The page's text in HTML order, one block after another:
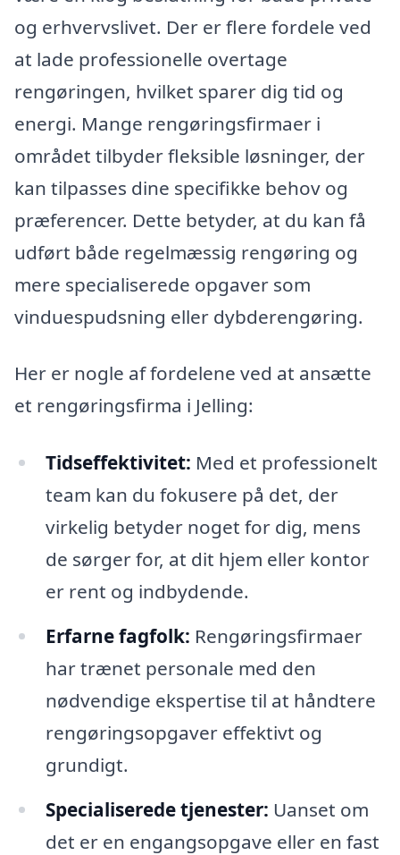
og erhvervslivet. Der er flere fordele ved
at lade professionelle overtage
rengøringen, hvilket sparer dig tid og
energi. Mange rengøringsfirmaer i
området tilbyder fleksible løsninger, der
kan tilpasses dine specifikke behov og
præferencer. Dette betyder, at du kan få
udført både regelmæssig rengøring og
mere specialiserede opgaver som
vinduespudsning eller dybderengøring.
Her er nogle af fordelene ved at ansætte
et rengøringsfirma i Jelling:
Tidseffektivitet: Med et professionelt
team kan du fokusere på det, der
virkelig betyder noget for dig, mens
de sørger for, at dit hjem eller kontor
er rent og indbydende.
Erfarne fagfolk: Rengøringsfirmaer
har trænet personale med den
nødvendige ekspertise til at håndtere
rengøringsopgaver effektivt og
grundigt.
Specialiserede tjenester: Uanset om
det er en engangsopgave eller en fast